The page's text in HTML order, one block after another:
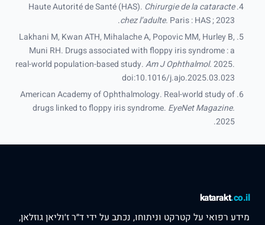
Haute Autorité de Santé (HAS). Chirurgie de la cataracte
chez l’adulte. Paris : HAS ; 2023.
Lakhani M, Kwan ATH, Mihalache A, Popovic MM, Hurley B,
Muni RH. Drugs associated with floppy iris syndrome : a
real-world population-based study.Am J Ophthalmol.2025.
doi:10.1016/j.ajo.2025.03.023
American Academy of Ophthalmology. Real-world study of
drugs linked to floppy iris syndrome. EyeNet Magazine.
2025.
katarakt.co.il
מידע רפואי על קטרקט וניתוחו, נכתב על ידי ד״ר ז׳וליאן גוזלאן,